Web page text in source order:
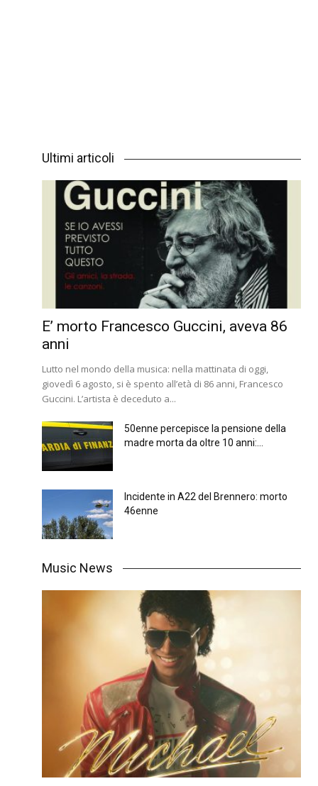
Ultimi articoli
E’ morto Francesco Guccini, aveva 86
anni
Lutto nel mondo della musica: nella mattinata di oggi,
giovedì 6 agosto, si è spento all’età di 86 anni, Francesco
Guccini. L’artista è deceduto a...
50enne percepisce la pensione della
madre morta da oltre 10 anni:...
Incidente in A22 del Brennero: morto
46enne
Music News